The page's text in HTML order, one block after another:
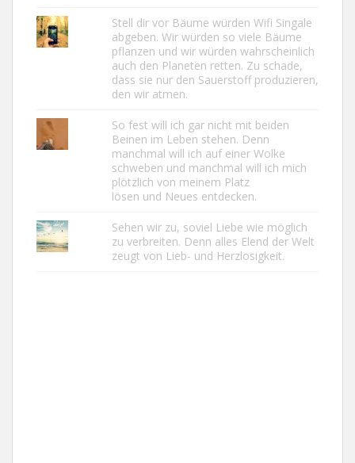
Stell dir vor Bäume würden Wifi Singale
abgeben. Wir würden so viele Bäume
pflanzen und wir würden wahrscheinlich
auch den Planeten retten. Zu schade,
dass sie nur den Sauerstoff produzieren,
den wir atmen.
So fest will ich gar nicht mit beiden
Beinen im Leben stehen. Denn
manchmal will ich auf einer Wolke
schweben und manchmal will ich mich
plötzlich von meinem Platz
lösen und Neues entdecken.
Sehen wir zu, soviel Liebe wie möglich
zu verbreiten. Denn alles Elend der Welt
zeugt von Lieb- und Herzlosigkeit.